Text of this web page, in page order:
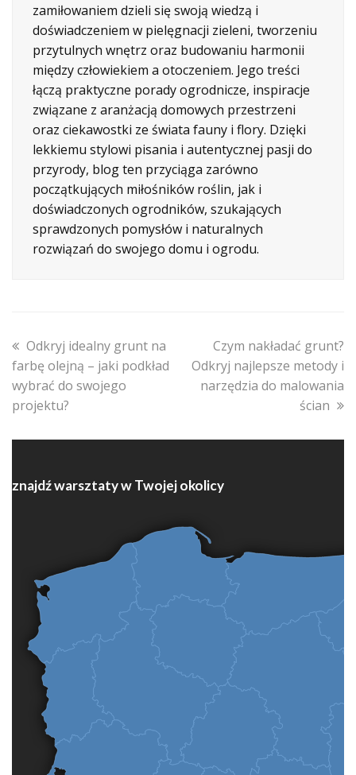
zamiłowaniem dzieli się swoją wiedzą i
doświadczeniem w pielęgnacji zieleni, tworzeniu
przytulnych wnętrz oraz budowaniu harmonii
między człowiekiem a otoczeniem. Jego treści
łączą praktyczne porady ogrodnicze, inspiracje
związane z aranżacją domowych przestrzeni
oraz ciekawostki ze świata fauny i flory. Dzięki
lekkiemu stylowi pisania i autentycznej pasji do
przyrody, blog ten przyciąga zarówno
początkujących miłośników roślin, jak i
doświadczonych ogrodników, szukających
sprawdzonych pomysłów i naturalnych
rozwiązań do swojego domu i ogrodu.
previous
post:
Odkryj idealny grunt na
farbę olejną – jaki podkład
wybrać do swojego
projektu?
next
post:
Czym nakładać grunt?
Odkryj najlepsze metody i
narzędzia do malowania
ścian
znajdź warsztaty w Twojej okolicy